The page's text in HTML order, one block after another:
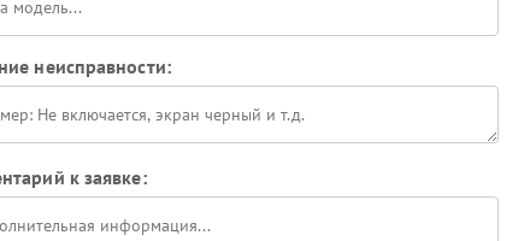
неисправности:
к заявке: